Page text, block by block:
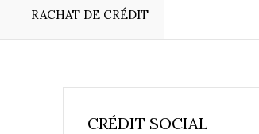
RACHAT DE CRÉDIT
CRÉDIT SOCIAL